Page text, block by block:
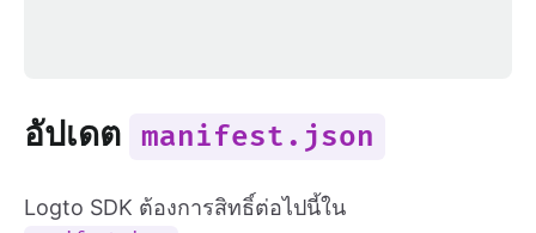
อัปเดต manifest.json
Logto SDK ต้องการสิทธิ์ต่อไปนี้ใน